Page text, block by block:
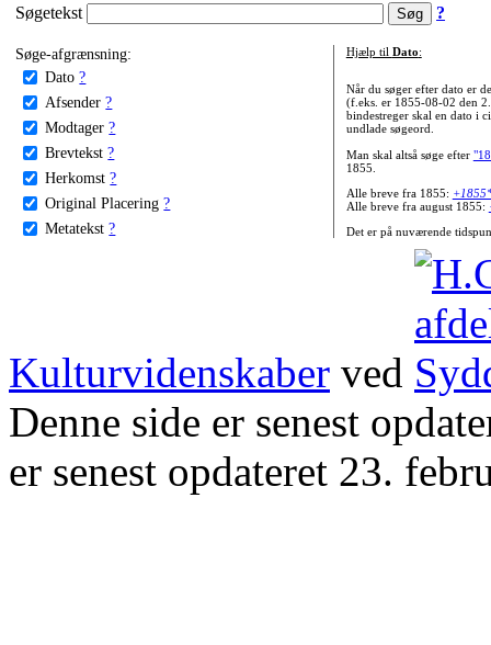
Søgetekst ?
Søge-afgrænsning:
Dato ?
Afsender ?
Modtager ?
Brevtekst ?
Herkomst ?
Original Placering ?
Metatekst ?
Hjælp til Dato:
Når du søger efter dato er
(f.eks. er 1855-08-02 den
bindestreger skal en dato i
undlade søgeord.
Man skal altså søge efter
1855.
Alle breve fra 1855:
Alle breve fra august 1855:
Det er på nuværende
Kulturvidenskaber ved
Denne side er senest
er senest opdateret 23.